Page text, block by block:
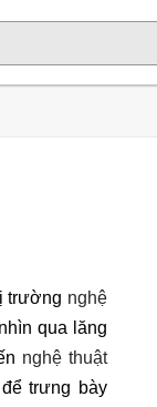
trường nghệ
qua lăng
nghệ thuật
trưng bày